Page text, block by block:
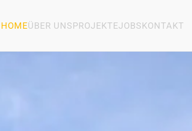
HOMEÜBER UNSPROJEKTEJOBSKONTAKT